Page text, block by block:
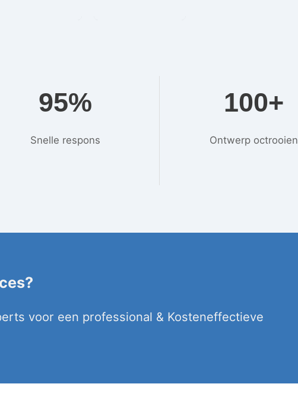
95%
Snelle respons
100+
Ontwerp octrooien
voor een professional & Kosteneffectieve